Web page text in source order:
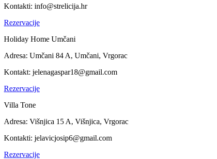
Kontakti: info@strelicija.hr
Rezervacije
Holiday Home Umčani
Adresa: Umčani 84 A, Umčani, Vrgorac
Kontakt: jelenagaspar18@gmail.com
Rezervacije
Villa Tone
Adresa: Višnjica 15 A, Višnjica, Vrgorac
Kontakti: jelavicjosip6@gmail.com
Rezervacije